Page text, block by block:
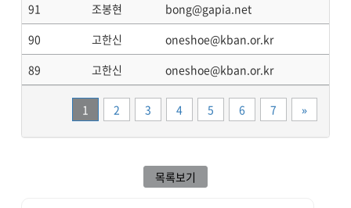
91
조봉현 bong@gapia.net
90
고한신 oneshoe@kban.or.kr
89
고한신 oneshoe@kban.or.kr
1 2 3 4 5 6 7 »끝
목록보기